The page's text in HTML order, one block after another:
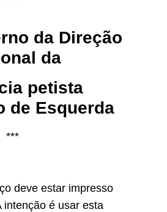
da Direção
da
petista
de Esquerda
***
deve estar impresso
intenção é usar esta